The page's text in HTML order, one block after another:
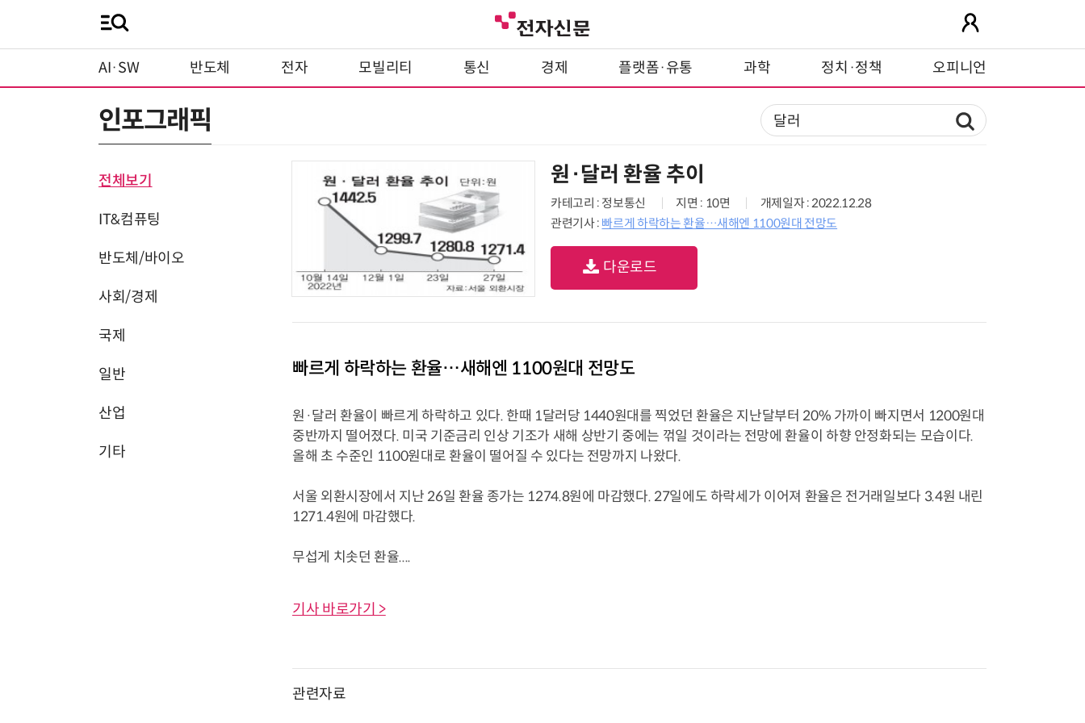
AI·SW 반도체 전자 모빌리티 통신 경제 플랫폼·유통 과학 정치·정책 오피니언
인포그래픽
전체보기
IT&컴퓨팅
반도체/바이오
사회/경제
국제
일반
산업
기타
원·달러 환율 추이
카테고리 : 정보통신 지면 : 10면
개제일자 : 2022.12.28
관련기사 : 빠르게 하락하는 환율…새해엔 1100원대 전망도
다운로드
빠르게 하락하는 환율…새해엔 1100원대 전망도
원·달러 환율이 빠르게 하락하고 있다. 한때 1달러당 1440원대를 찍었던 환율은 지난달부터 20% 가까이 빠지면서 1200원대
중반까지 떨어졌다. 미국 기준금리 인상 기조가 새해 상반기 중에는 꺾일 것이라는 전망에 환율이 하향 안정화되는 모습이다.
올해 초 수준인 1100원대로 환율이 떨어질 수 있다는 전망까지 나왔다.
서울 외환시장에서 지난 26일 환율 종가는 1274.8원에 마감했다. 27일에도 하락세가 이어져 환율은 전거래일보다 3.4원 내린
1271.4원에 마감했다.
무섭게 치솟던 환율....
기사 바로가기 >
관련자료